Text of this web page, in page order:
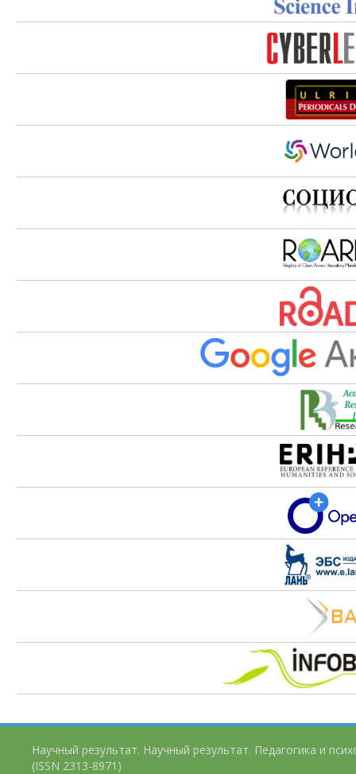
Научный результат. Научный результат. Педагогика и
(ISSN 2313-8971)